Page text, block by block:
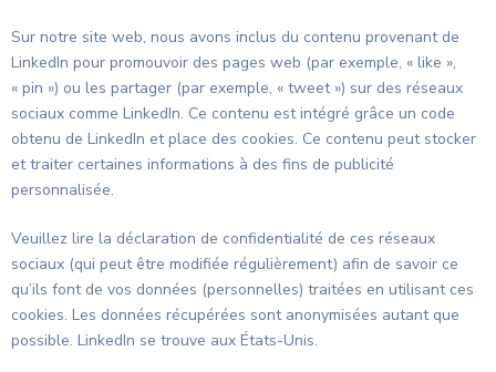
Sur notre site web, nous avons inclus du contenu provenant de
LinkedIn pour promouvoir des pages web (par exemple, « like »,
« pin ») ou les partager (par exemple, « tweet ») sur des réseaux
sociaux comme LinkedIn. Ce contenu est intégré grâce un code
obtenu de LinkedIn et place des cookies. Ce contenu peut stocker
et traiter certaines informations à des fins de publicité
personnalisée.
Veuillez lire la déclaration de confidentialité de ces réseaux
sociaux (qui peut être modifiée régulièrement) afin de savoir ce
qu’ils font de vos données (personnelles) traitées en utilisant ces
cookies. Les données récupérées sont anonymisées autant que
possible. LinkedIn se trouve aux États-Unis.